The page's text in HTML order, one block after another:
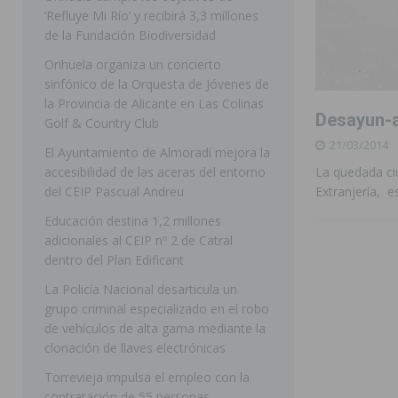
[ 07/08/2026 ] Benferri ya se prepara para dar
[ 07/08/2026 ] Bigastro se viste de gala para la
[ 07/08/2026 ] Rojales clausura con éxito las Fiestas
[ 06/08/2026 ]
Redován presenta la programación de
Arcángel
REDOVÁN
[ 08/08/2026 ] Benferri da comienzo a sus fiestas
DOLORES
[ 07/08/2026 ]
Orihuela cumple los objetivos de
ORIHUELA
21/03/2014
La quedada
Extranjería,
‘Refluye Mi Río’ y recibirá 3,3 millones
de la Fundación Biodiversidad
Orihuela organiza un concierto
sinfónico de la Orquesta de Jóvenes de
la Provincia de Alicante en Las Colinas
Golf & Country Club
El Ayuntamiento de Almoradí mejora la
accesibilidad de las aceras del entorno
del CEIP Pascual Andreu
Educación destina 1,2 millones
adicionales al CEIP nº 2 de Catral
dentro del Plan Edificant
La Policía Nacional desarticula un
grupo criminal especializado en el robo
de vehículos de alta gama mediante la
clonación de llaves electrónicas
Torrevieja impulsa el empleo con la